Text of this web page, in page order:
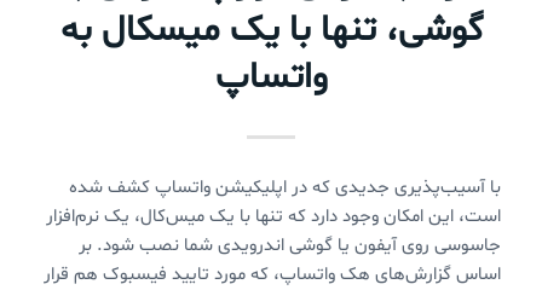
گوشی، تنها با یک میسکال به
واتساپ
با آسیب‌پذیری جدیدی که در اپلیکیشن واتساپ کشف شده
است، این امکان وجود دارد که تنها با یک میس‌کال، یک نرم‌افزار
جاسوسی روی آیفون یا گوشی اندرویدی شما نصب شود. بر
اساس گزارش‌های هک واتساپ، که مورد تایید فیسبوک هم قرار